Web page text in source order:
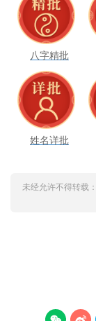
八字精批
姓名详批
未经允许不得转载：